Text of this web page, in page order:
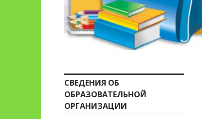
СВЕДЕНИЯ ОБ
ОБРАЗОВАТЕЛЬНОЙ
ОРГАНИЗАЦИИ